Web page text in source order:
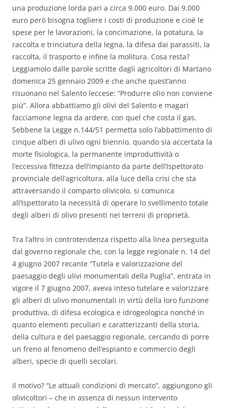
una produzione lorda pari a circa 9.000 euro. Dai 9.000
euro però bisogna togliere i costi di produzione e cioè le
spese per le lavorazioni, la concimazione, la potatura, la
raccolta e trinciatura della legna, la difesa dai parassiti, la
raccolta, il trasporto e infine la molitura. Cosa resta?
Leggiamolo dalle parole scritte dagli agricoltori di Martano
domenica 25 gennaio 2009 e che anche quest’anno
risuonano nel Salento leccese: “Produrre olio non conviene
più”. Allora abbattiamo gli olivi del Salento e magari
facciamone legna da ardere, con quel che costa il gas.
Sebbene la Legge n.144/51 permetta solo l’abbattimento di
cinque alberi di ulivo ogni biennio, quando sia accertata la
morte fisiologica, la permanente improduttività o
l’eccessiva fittezza dell’impianto da parte dell’Ispettorato
provinciale dell’agricoltura, alla luce della crisi che sta
attraversando il comparto olivicolo, si comunica
all’Ispettorato la necessità di operare lo svellimento totale
degli alberi di olivo presenti nei terreni di proprietà.
Tra l’altro in controtendenza rispetto alla linea perseguita
dal governo regionale che, con la legge regionale n. 14 del
4 giugno 2007 recante “Tutela e valorizzazione del
paesaggio degli ulivi monumentali della Puglia”, entrata in
vigore il 7 giugno 2007, aveva inteso tutelare e valorizzare
gli alberi di ulivo monumentali in virtù della loro funzione
produttiva, di difesa ecologica e idrogeologica nonché in
quanto elementi peculiari e caratterizzanti della storia,
della cultura e del paesaggio regionale, cercando di porre
un freno al fenomeno dell’espianto e commercio degli
alberi, specie di quelli secolari.
Il motivo? “Le attuali condizioni di mercato”, aggiungono gli
olivicoltori – che in assenza di nessun intervento